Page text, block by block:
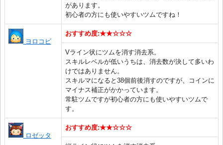
があります。
初心者の方にも使いやすいツムですね！
ヨロコビ
おすすめ度:★★☆☆☆
Vライン状にツムを消す消去系。
スキルレベルが低いうちは、消去数が決して多いわ
けではありません。
スキルマになると38個前後消すのですが、コインに
マイナス補正がかかっています。
常駐ツムですが初心者の方にも使いやすいツムで
す。
ロゼッタ
おすすめ度:★★☆☆☆